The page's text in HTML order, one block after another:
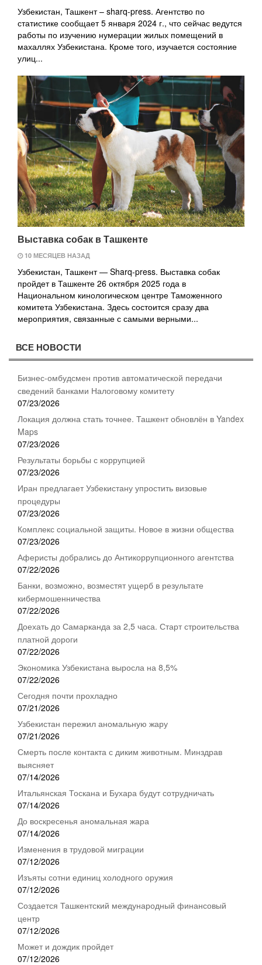
Узбекистан, Ташкент – sharq-press. Агентство по
статистике сообщает 5 января 2024 г., что сейчас ведутся
работы по изучению нумерации жилых помещений в
махаллях Узбекистана. Кроме того, изучается состояние
улиц...
Выставка собак в Ташкенте
10 МЕСЯЦЕВ НАЗАД
Узбекистан, Ташкент — Sharq-press. Выставка собак
пройдет в Ташкенте 26 октября 2025 года в
Национальном кинологическом центре Таможенного
комитета Узбекистана. Здесь состоится сразу два
мероприятия, связанные с самыми верными...
ВСЕ НОВОСТИ
Бизнес-омбудсмен против автоматической передачи
сведений банками Налоговому комитету
07/23/2026
Локация должна стать точнее. Ташкент обновлён в Yandex
Maps
07/23/2026
Результаты борьбы с коррупцией
07/23/2026
Иран предлагает Узбекистану упростить визовые
процедуры
07/23/2026
Комплекс социальной защиты. Новое в жизни общества
07/23/2026
Аферисты добрались до Антикоррупционного агентства
07/22/2026
Банки, возможно, возместят ущерб в результате
кибермошенничества
07/22/2026
Доехать до Самарканда за 2,5 часа. Старт строительства
платной дороги
07/22/2026
Экономика Узбекистана выросла на 8,5%
07/22/2026
Сегодня почти прохладно
07/21/2026
Узбекистан пережил аномальную жару
07/21/2026
Смерть после контакта с диким животным. Минздрав
выясняет
07/14/2026
Итальянская Тоскана и Бухара будут сотрудничать
07/14/2026
До воскресенья аномальная жара
07/14/2026
Изменения в трудовой миграции
07/12/2026
Изъяты сотни единиц холодного оружия
07/12/2026
Создается Ташкентский международный финансовый
центр
07/12/2026
Может и дождик пройдет
07/12/2026